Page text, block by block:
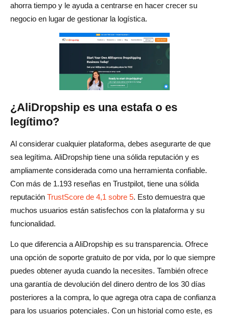
ahorra tiempo y le ayuda a centrarse en hacer crecer su
negocio en lugar de gestionar la logística.
¿AliDropship es una estafa o es
legítimo?
Al considerar cualquier plataforma, debes asegurarte de que
sea legítima. AliDropship tiene una sólida reputación y es
ampliamente considerada como una herramienta confiable.
Con más de 1.193 reseñas en Trustpilot, tiene una sólida
reputación TrustScore de 4,1 sobre 5. Esto demuestra que
muchos usuarios están satisfechos con la plataforma y su
funcionalidad.
Lo que diferencia a AliDropship es su transparencia. Ofrece
una opción de soporte gratuito de por vida, por lo que siempre
puedes obtener ayuda cuando la necesites. También ofrece
una garantía de devolución del dinero dentro de los 30 días
posteriores a la compra, lo que agrega otra capa de confianza
para los usuarios potenciales. Con un historial como este, es